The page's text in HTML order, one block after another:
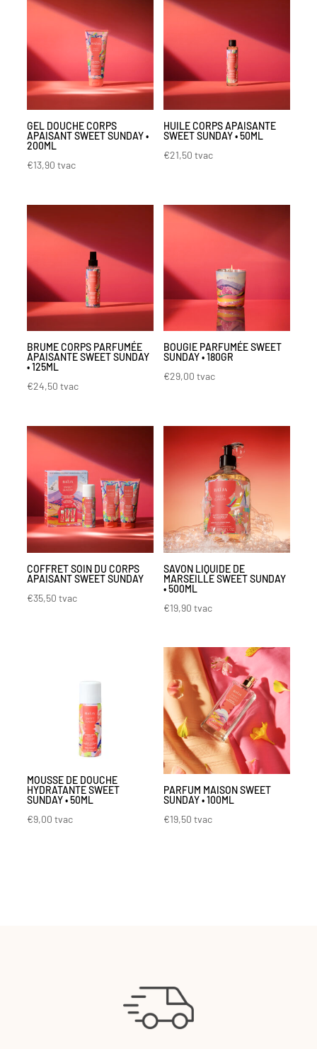
GEL DOUCHE CORPS
APAISANT SWEET SUNDAY •
200ML
€13,90 tvac
HUILE CORPS APAISANTE
SWEET SUNDAY • 50ML
€21,50 tvac
BRUME CORPS PARFUMÉE
APAISANTE SWEET SUNDAY
• 125ML
€24,50 tvac
BOUGIE PARFUMÉE SWEET
SUNDAY • 180GR
€29,00 tvac
COFFRET SOIN DU CORPS
APAISANT SWEET SUNDAY
€35,50 tvac
SAVON LIQUIDE DE
MARSEILLE SWEET SUNDAY
• 500ML
€19,90 tvac
MOUSSE DE DOUCHE
HYDRATANTE SWEET
SUNDAY • 50ML
€9,00 tvac
PARFUM MAISON SWEET
SUNDAY • 100ML
€19,50 tvac